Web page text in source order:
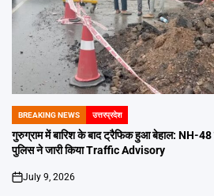
POSTED
IN
BREAKING NEWS उत्तरप्रदेश
गुरुग्राम में बारिश के बाद ट्रैफिक हुआ बेहाल: NH-
पुलिस ने जारी किया Traffic Advisory
on
July 9, 2026